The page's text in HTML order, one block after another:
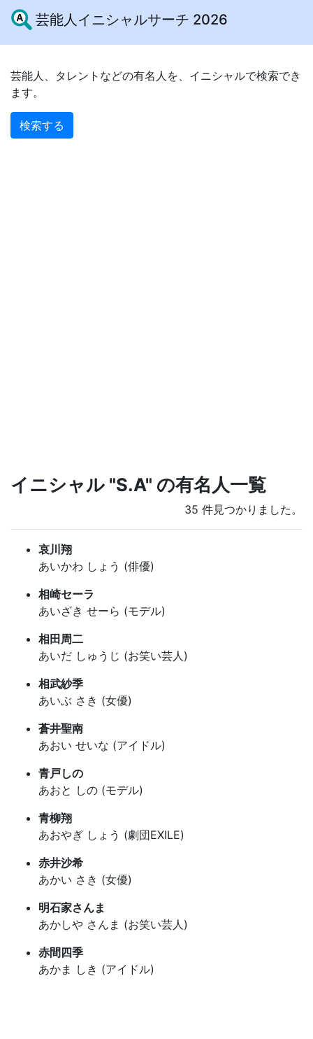
芸能人イニシャルサーチ 2026
芸能人、タレントなどの有名人を、イニシャルで検索でき
ます。
検索する
イニシャル "S.A" の有名人一覧
35 件見つかりました。
哀川翔
あいかわ しょう (俳優)
相崎セーラ
あいざき せーら (モデル)
相田周二
あいだ しゅうじ (お笑い芸人)
相武紗季
あいぶ さき (女優)
蒼井聖南
あおい せいな (アイドル)
青戸しの
あおと しの (モデル)
青柳翔
あおやぎ しょう (劇団EXILE)
赤井沙希
あかい さき (女優)
明石家さんま
あかしや さんま (お笑い芸人)
赤間四季
あかま しき (アイドル)